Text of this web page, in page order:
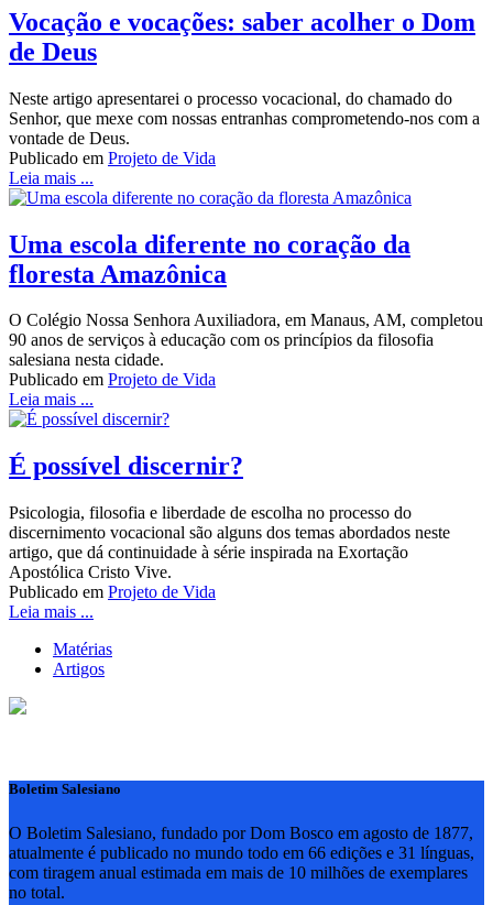
Vocação e vocações: saber acolher o Dom
de Deus
Neste artigo apresentarei o processo vocacional, do chamado do
Senhor, que mexe com nossas entranhas comprometendo-nos com a
vontade de Deus.
Publicado em Projeto de Vida
Leia mais ...
Uma escola diferente no coração da
floresta Amazônica
O Colégio Nossa Senhora Auxiliadora, em Manaus, AM, completou
90 anos de serviços à educação com os princípios da filosofia
salesiana nesta cidade.
Publicado em Projeto de Vida
Leia mais ...
É possível discernir?
Psicologia, filosofia e liberdade de escolha no processo do
discernimento vocacional são alguns dos temas abordados neste
artigo, que dá continuidade à série inspirada na Exortação
Apostólica Cristo Vive.
Publicado em Projeto de Vida
Leia mais ...
Matérias
Artigos
Boletim Salesiano
O Boletim Salesiano, fundado por Dom Bosco em agosto de 1877,
atualmente é publicado no mundo todo em 66 edições e 31 línguas,
com tiragem anual estimada em mais de 10 milhões de exemplares
no total.